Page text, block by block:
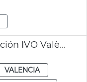
Informe favorable ampliación IVO València
VALENCIA